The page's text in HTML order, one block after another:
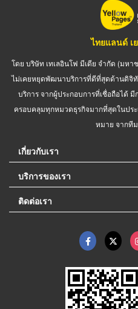
ไทยแลนด์ เ
โดย บริษัท เทเลอินโฟ มีเดีย จำกัด (มหา
ไม่เคยหยุดพัฒนาบริการที่ดีที่สุดด้านดิจิทั
บริการ จากผู้ประกอบการที่เชื่อถือได้
ครอบคลุมทุกหมวดธุรกิจมากที่สุดในปร
หมาย จากที
เกี่ยวกับเรา
บริการของเรา
ติดต่อเรา